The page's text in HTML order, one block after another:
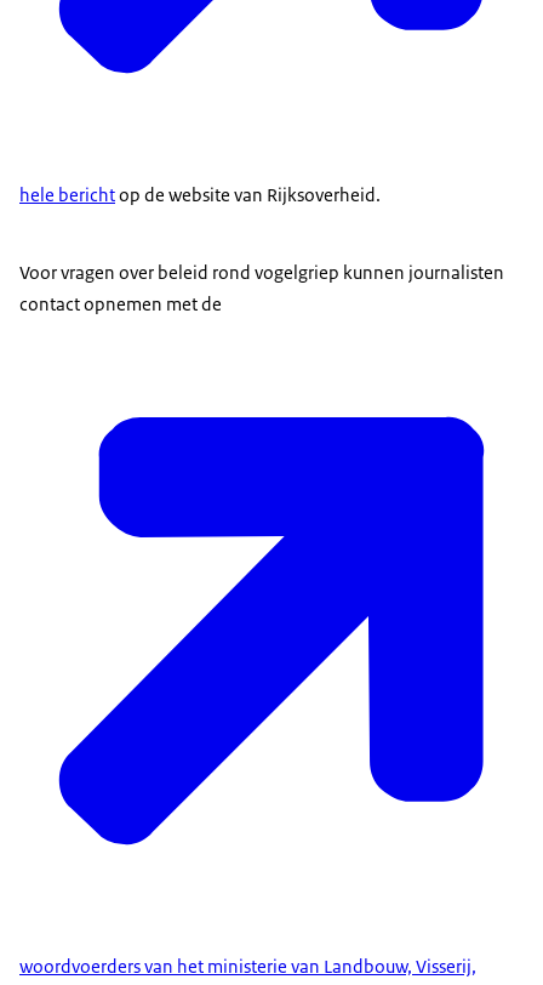
hele berichtop de website van Rijksoverheid.
Voor vragen over beleid rond vogelgriep kunnen journalisten
contact opnemen met de
woordvoerders van het ministerie van Landbouw, Visserij,